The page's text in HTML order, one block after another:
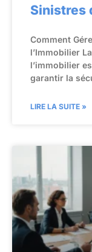
Sinistres
Comment
l’Immobilier
l’immobilier
garantir la
LIRE LA SUITE »